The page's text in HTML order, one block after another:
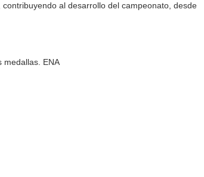
al desarrollo del campeonato, desde
medallas. ENA